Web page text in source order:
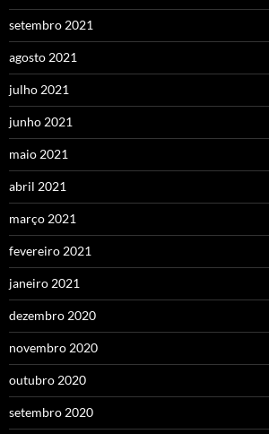
setembro 2021
agosto 2021
julho 2021
junho 2021
maio 2021
abril 2021
março 2021
fevereiro 2021
janeiro 2021
dezembro 2020
novembro 2020
outubro 2020
setembro 2020